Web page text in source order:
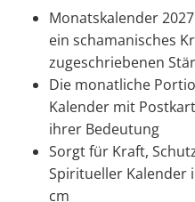
Monatskalender
ein schamanisches
zugeschriebenen
Die monatliche
Kalender mit
ihrer Bedeutung
Sorgt für Kraft,
Spiritueller Kalender
cm